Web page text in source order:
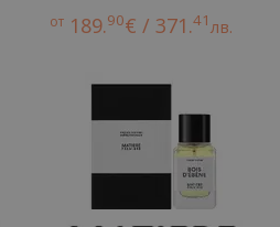
от 189.90€ / 371.41лв.